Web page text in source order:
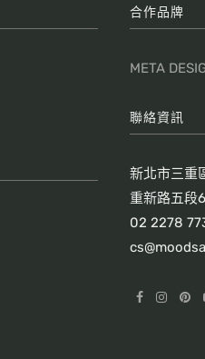
合作品牌
META
聯絡資訊
新北市三重
重新路五段
02 2278